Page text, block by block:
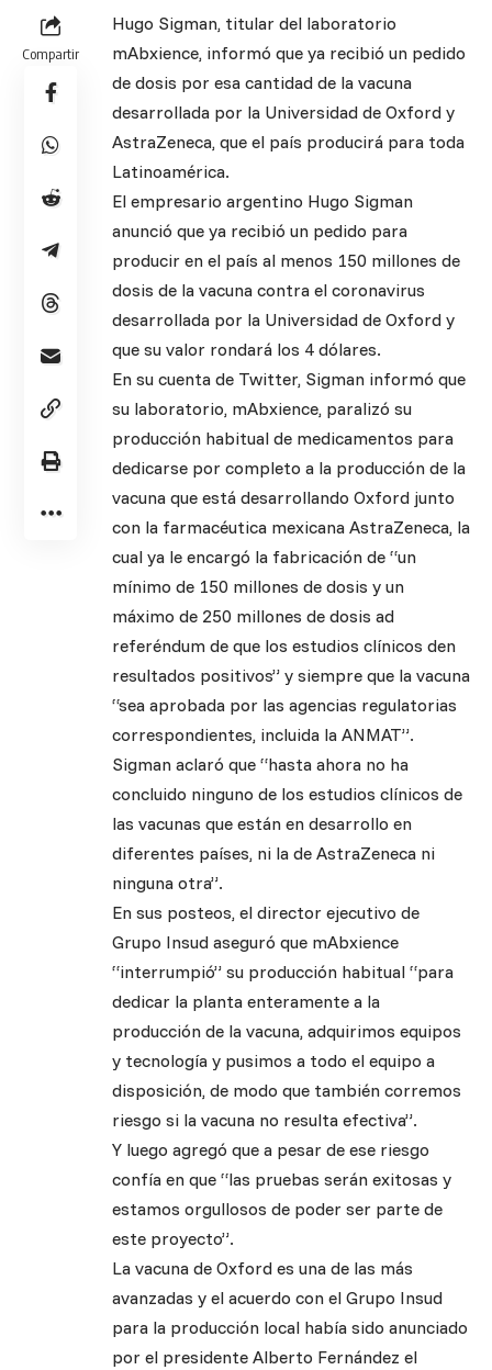
Compartir
Hugo Sigman, titular del laboratorio
mAbxience, informó que ya recibió un pedido
de dosis por esa cantidad de la vacuna
desarrollada por la Universidad de Oxford y
AstraZeneca, que el país producirá para toda
Latinoamérica.
El empresario argentino Hugo Sigman
anunció que ya recibió un pedido para
producir en el país al menos 150 millones de
dosis de la vacuna contra el coronavirus
desarrollada por la Universidad de Oxford y
que su valor rondará los 4 dólares.
En su cuenta de Twitter, Sigman informó que
su laboratorio, mAbxience, paralizó su
producción habitual de medicamentos para
dedicarse por completo a la producción de la
vacuna que está desarrollando Oxford junto
con la farmacéutica mexicana AstraZeneca, la
cual ya le encargó la fabricación de “un
mínimo de 150 millones de dosis y un
máximo de 250 millones de dosis ad
referéndum de que los estudios clínicos den
resultados positivos” y siempre que la vacuna
“sea aprobada por las agencias regulatorias
correspondientes, incluida la ANMAT”.
Sigman aclaró que “hasta ahora no ha
concluido ninguno de los estudios clínicos de
las vacunas que están en desarrollo en
diferentes países, ni la de AstraZeneca ni
ninguna otra”.
En sus posteos, el director ejecutivo de
Grupo Insud aseguró que mAbxience
“interrumpió” su producción habitual “para
dedicar la planta enteramente a la
producción de la vacuna, adquirimos equipos
y tecnología y pusimos a todo el equipo a
disposición, de modo que también corremos
riesgo si la vacuna no resulta efectiva”.
Y luego agregó que a pesar de ese riesgo
confía en que “las pruebas serán exitosas y
estamos orgullosos de poder ser parte de
este proyecto”.
La vacuna de Oxford es una de las más
avanzadas y el acuerdo con el Grupo Insud
para la producción local había sido anunciado
por el presidente Alberto Fernández el